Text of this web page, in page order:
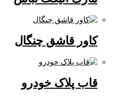
کاور قاشق چنگال
قاب پلاک خودرو